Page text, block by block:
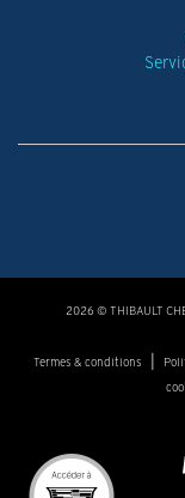
2026 © THIBAULT
Termes & conditions |